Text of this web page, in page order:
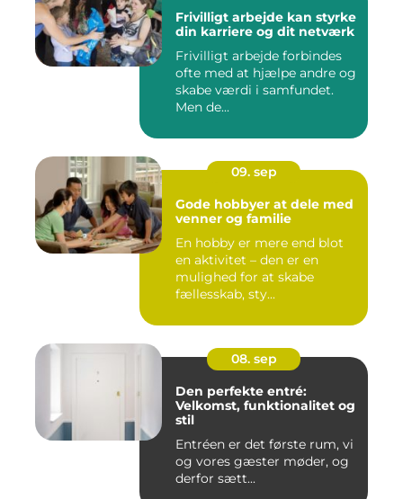
Frivilligt arbejde kan styrke
din karriere og dit netværk
Frivilligt arbejde forbindes
ofte med at hjælpe andre og
skabe værdi i samfundet.
Men de...
09. sep
Gode hobbyer at dele med
venner og familie
En hobby er mere end blot
en aktivitet – den er en
mulighed for at skabe
fællesskab, sty...
08. sep
Den perfekte entré:
Velkomst, funktionalitet og
stil
Entréen er det første rum, vi
og vores gæster møder, og
derfor sætt...